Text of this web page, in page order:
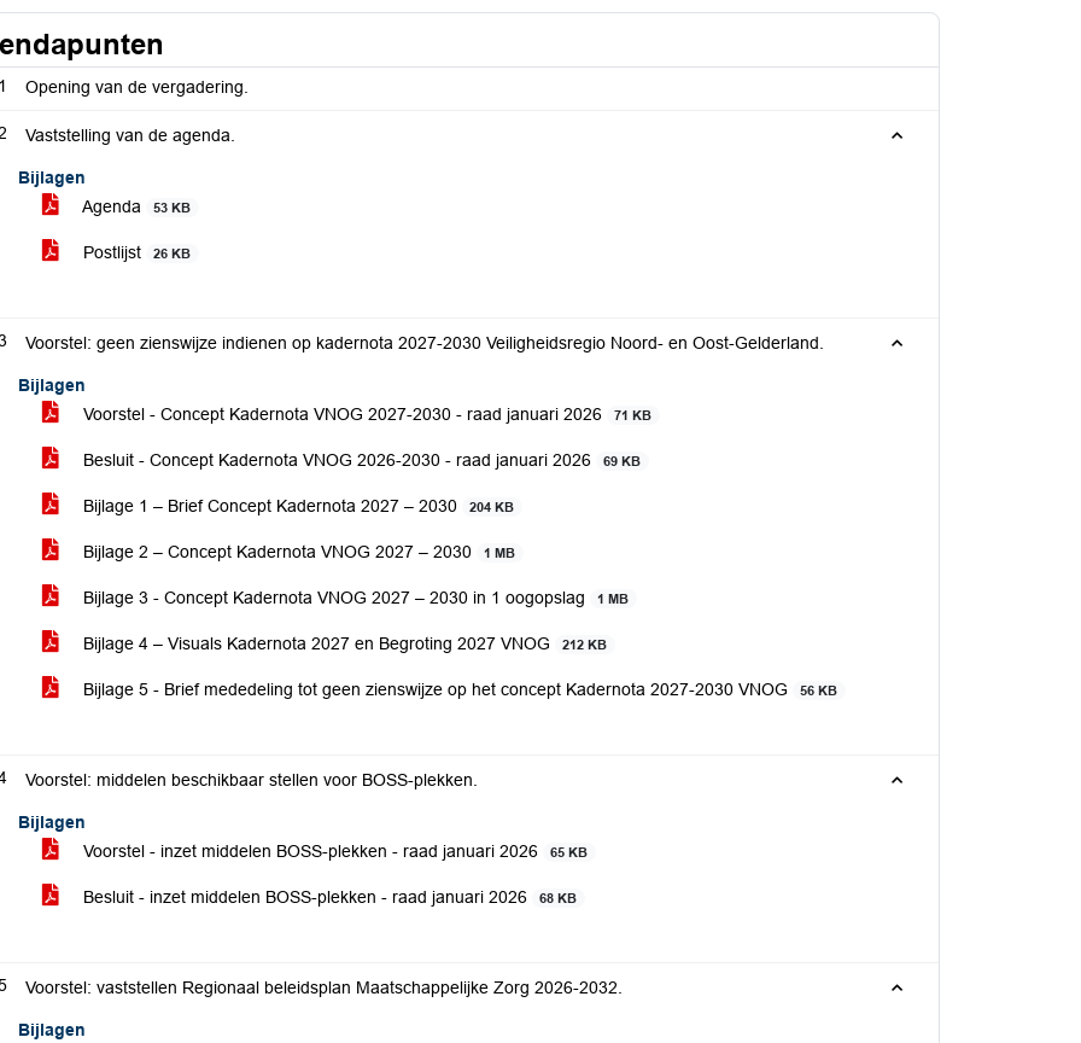
Opening van de vergadering.
Vaststelling van de agenda.
Bijlagen
Agenda
53 KB
Postlijst 26 KB
Voorstel: geen zienswijze indienen op kadernota 2027-2030 Veiligheidsregio Noord- en Oost-Gelderland.
Bijlagen
Voorstel - Concept Kadernota VNOG 2027-2030 - raad januari 2026
71 KB
Besluit - Concept Kadernota VNOG 2026-2030 - raad januari 2026 69 KB
Bijlage 1 – Brief Concept Kadernota 2027 – 2030 204 KB
Bijlage 2 – Concept Kadernota VNOG 2027 – 2030 1 MB
Bijlage 3 - Concept Kadernota VNOG 2027 – 2030 in 1 oogopslag 1 MB
Bijlage 4 – Visuals Kadernota 2027 en Begroting 2027 VNOG 212 KB
Bijlage 5 - Brief mededeling tot geen zienswijze op het concept Kadernota 2027-2030 VNOG 56 KB
Voorstel: middelen beschikbaar stellen voor BOSS-plekken.
Bijlagen
Voorstel - inzet middelen BOSS-plekken - raad januari 2026
65 KB
Besluit - inzet middelen BOSS-plekken - raad januari 2026 68 KB
Voorstel: vaststellen Regionaal beleidsplan Maatschappelijke Zorg 2026-2032.
Bijlagen